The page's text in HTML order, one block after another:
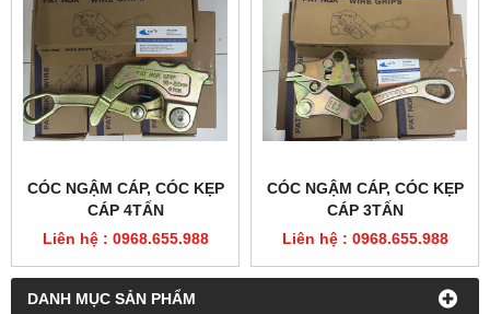
DANH MỤC SẢN PHẨM
CÓC NGẬM CÁP, CÓC KẸP
CÁP 4TẤN
Liên hệ : 0968.655.988
CÓC NGẬM CÁP, CÓC KẸP
CÁP 3TẤN
Liên hệ : 0968.655.988